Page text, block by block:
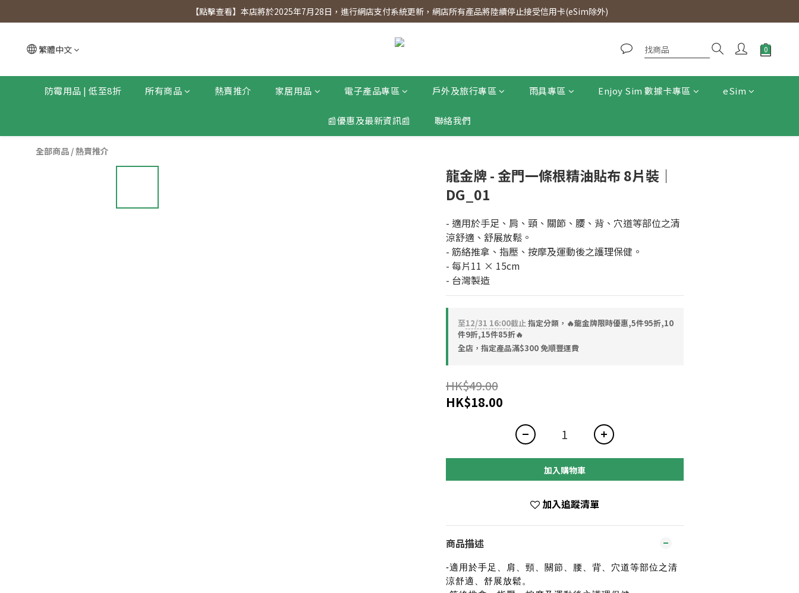
【點擊查看】會員專享 星期三全單95折!!!（優惠期至2026年12月31日）。滿$300即免運費。
【點擊查看】本店將於2025年7月28日，進行網店支付系統更新，網店所有產品將陸續停止接受信用卡(eSim除外)
繁體中文
防霉用品 | 低至8折 所有商品 熱賣推介 家居用品 電子產品專區 戶外及旅行專區 雨具專區 Enjoy Sim 數據卡專區 eSim
📰優惠及最新資訊📰 聯絡我們
全部商品 /熱賣推介
龍金牌 - 金門一條根精油貼布 8片裝｜
DG_01
- 適用於手足、肩、頸、關節、腰、背、穴道等部位之清
涼舒適、舒展放鬆。
- 筋絡推拿、指壓、按摩及運動後之護理保健。
- 每片11 × 15cm
- 台灣製造
至12/31 16:00截止指定分類，🔥龍金牌限時優惠,5件95折,10
件9折,15件85折🔥
全店，指定產品滿$300 免順豐運費
HK$49.00
HK$18.00
加入購物車
加入追蹤清單
商品描述
-適用於手足、肩、頸、關節、腰、背、穴道等部位之清
涼舒適、舒展放鬆。